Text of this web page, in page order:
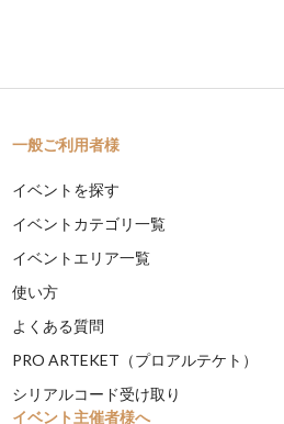
一般ご利用者様
イベントを探す
イベントカテゴリ一覧
イベントエリア一覧
使い方
よくある質問
PRO ARTEKET（プロアルテケト）
シリアルコード受け取り
イベント主催者様へ